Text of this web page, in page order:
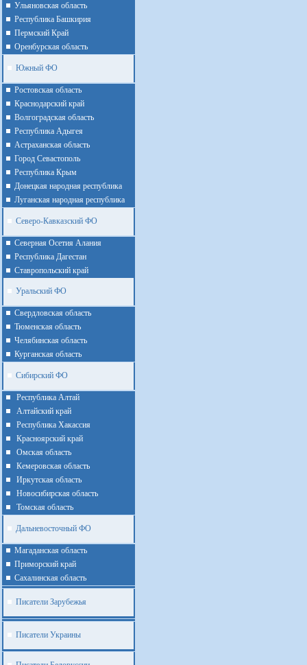
Ульяновская область
Республика Башкирия
Пермский Край
Оренбурская область
Южный ФО
Ростовская область
Краснодарский край
Волгоградская область
Республика Адыгея
Астраханская область
Город Севастополь
Республика Крым
Донецкая народная республика
Луганская народная республика
Северо-Кавказский ФО
Северная Осетия Алания
Республика Дагестан
Ставропольский край
Уральский ФО
Cвердловская область
Тюменская область
Челябинская область
Курганская область
Сибирский ФО
Республика Алтай
Алтайcкий край
Республика Хакассия
Красноярский край
Омская область
Кемеровская область
Иркутская область
Новосибирская область
Томская область
Дальневосточный ФО
Магаданская область
Приморский край
Cахалинская область
Писатели Зарубежья
Писатели Украины